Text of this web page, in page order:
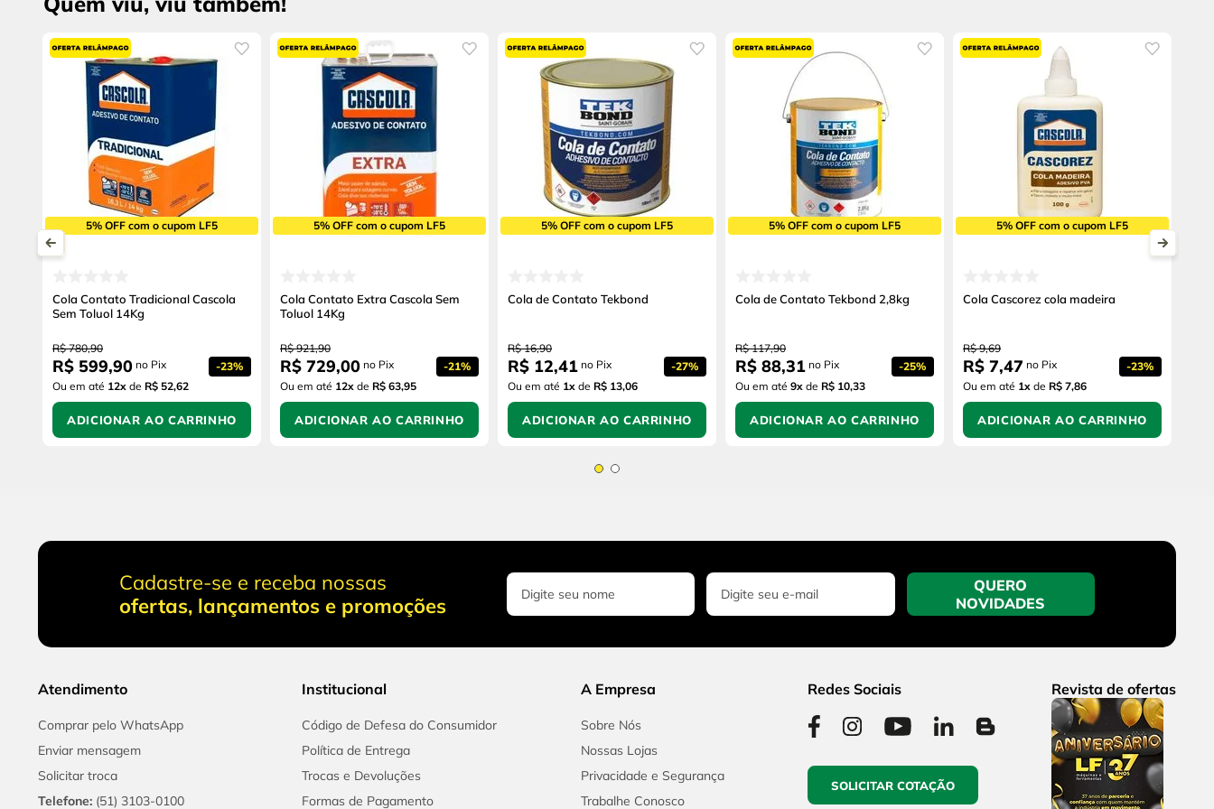
5% OFF com o cupom LF5
Cola Contato Tradicional Cascola
Sem Toluol 14Kg
R$ 780,90
R$ 599,90 no Pix -23%
Ou em até 12x de R$ 52,62
ADICIONAR AO CARRINHO
5% OFF com o cupom LF5
Cola Contato Extra Cascola Sem
Toluol 14Kg
R$ 921,90
R$ 729,00 no Pix -21%
Ou em até 12x de R$ 63,95
ADICIONAR AO CARRINHO
5% OFF com o cupom LF5
Cola de Contato Tekbond
R$ 16,90
R$ 12,41 no Pix -27%
Ou em até 1x de R$ 13,06
ADICIONAR AO CARRINHO
5% OFF com o cupom LF5
Cola de Contato Tekbond 2,8kg
R$ 117,90
R$ 88,31 no Pix -25%
Ou em até 9x de R$ 10,33
ADICIONAR AO CARRINHO
5% OFF com o cupom LF5
Cola Cascorez cola madeira
R$ 9,69
R$ 7,47 no Pix -23%
Ou em até 1x de R$ 7,86
ADICIONAR AO CARRINHO
Cadastre-se e receba nossas
ofertas, lançamentos e promoções
QUERO
NOVIDADES
Atendimento
Comprar pelo WhatsApp
Enviar mensagem
Solicitar troca
Telefone: (51) 3103-0100
Institucional
Código de Defesa do Consumidor
Política de Entrega
Trocas e Devoluções
Formas de Pagamento
A Empresa
Sobre Nós
Nossas Lojas
Privacidade e Segurança
Trabalhe Conosco
Redes Sociais
SOLICITAR COTAÇÃO
Revista de ofertas